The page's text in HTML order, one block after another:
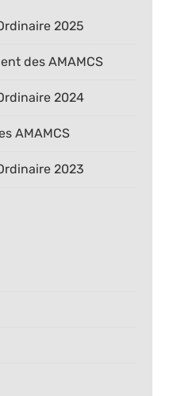
2025
des AMAMCS
2024
AMAMCS
2023